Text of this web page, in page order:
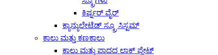
ಕಿರ್ಷ್ನರ್ ವೈರ್
ಕ್ಯಾನ್ಯುಲೇಟೆಡ್ ಸ್ಕ್ರೂ ಸಿಸ್ಟಮ್
ಕಾಲು ಮತ್ತು ಕಣಕಾಲು
ಕಾಲು ಮತ್ತು ಪಾದದ ಲಾಕ್ ಪ್ಲೇಟ್